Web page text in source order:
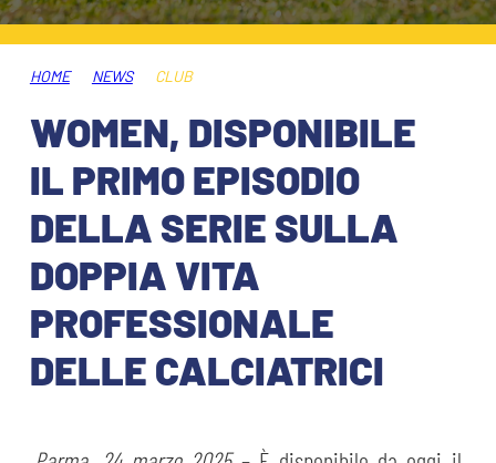
HOSPITALITY
MUSEUM CLUB EXPERIENCE
BIGLIETTI
ABBONAMENTI
INFO BIGLIETTI
TARDINI CARD
INFORMAZIONI ACCREDITI
TRASFERTE
SHOP
ESPORTS
IL CLUB
ORGANIGRAMMA
STORIA
MUTTI TRAINING CENTER
FLASH NEWS
HOME NEWS CLUB
WOMEN, DISPONIBILE
IL PRIMO EPISODIO
DELLA SERIE SULLA
DOPPIA VITA
PROFESSIONALE
DELLE CALCIATRICI